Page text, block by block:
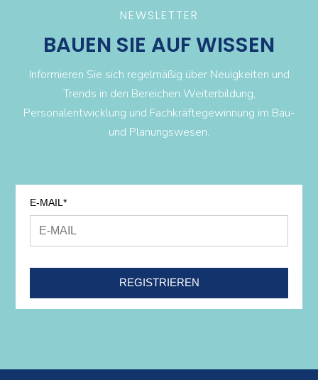
NEWSLETTER
BAUEN SIE AUF WISSEN
Informieren Sie sich regelmäßig über Neuigkeiten und
Trends in den Bereichen Weiterbildung,
Personalentwicklung und Fachkräftegewinnung im Bau-
und Planungswesen.
E-MAIL*
REGISTRIEREN